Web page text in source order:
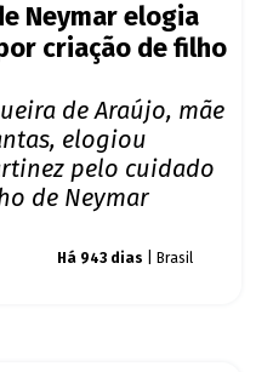
Neymar elogia
criação de filho
de Araújo, mãe
elogiou
pelo cuidado
de Neymar
Há 943 dias | Brasil